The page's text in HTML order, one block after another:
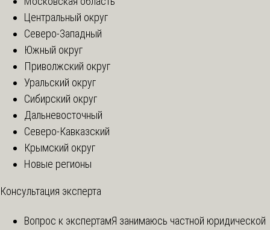
Центральный округ
Северо-Западный
Южный округ
Приволжский округ
Уральский округ
Сибирский округ
Дальневосточный
Северо-Кавказский
Крымский округ
Новые регионы
Консультация эксперта
Вопрос к экспертамЯ занимаюсь частной юридической